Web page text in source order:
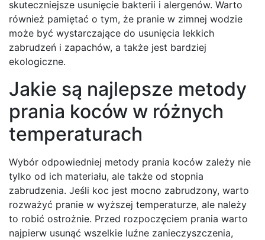
skuteczniejsze usunięcie bakterii i alergenów. Warto
również pamiętać o tym, że pranie w zimnej wodzie
może być wystarczające do usunięcia lekkich
zabrudzeń i zapachów, a także jest bardziej
ekologiczne.
Jakie są najlepsze metody
prania koców w różnych
temperaturach
Wybór odpowiedniej metody prania koców zależy nie
tylko od ich materiału, ale także od stopnia
zabrudzenia. Jeśli koc jest mocno zabrudzony, warto
rozważyć pranie w wyższej temperaturze, ale należy
to robić ostrożnie. Przed rozpoczęciem prania warto
najpierw usunąć wszelkie luźne zanieczyszczenia,